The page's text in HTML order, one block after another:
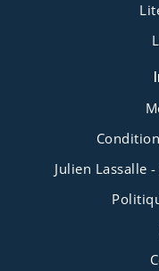
Julien Lassalle